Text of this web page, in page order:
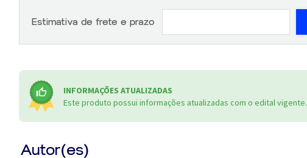
Estimativa de frete e prazo
INFORMAÇÕES ATUALIZADAS
Este produto possui informações atualizadas com o edital vigente.
Autor(es)